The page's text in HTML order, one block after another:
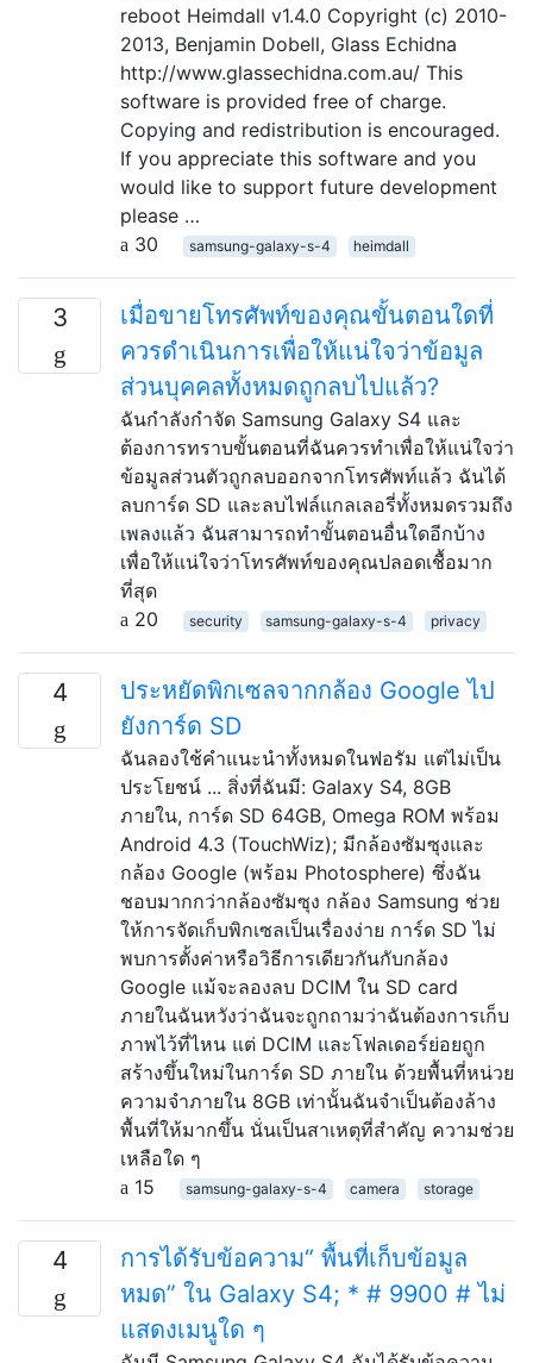
reboot Heimdall v1.4.0 Copyright (c) 2010-
2013, Benjamin Dobell, Glass Echidna
http://www.glassechidna.com.au/ This
software is provided free of charge.
Copying and redistribution is encouraged.
If you appreciate this software and you
would like to support future development
please …
30
samsung-galaxy-s-4 heimdall
3
เมื่อขายโทรศัพท์ของคุณขั้นตอนใดที่
ควรดำเนินการเพื่อให้แน่ใจว่าข้อมูล
ส่วนบุคคลทั้งหมดถูกลบไปแล้ว?
ฉันกำลังกำจัด Samsung Galaxy S4 และ
ต้องการทราบขั้นตอนที่ฉันควรทำเพื่อให้แน่ใจว่า
ข้อมูลส่วนตัวถูกลบออกจากโทรศัพท์แล้ว ฉันได้
ลบการ์ด SD และลบไฟล์แกลเลอรี่ทั้งหมดรวมถึง
เพลงแล้ว ฉันสามารถทำขั้นตอนอื่นใดอีกบ้าง
เพื่อให้แน่ใจว่าโทรศัพท์ของคุณปลอดเชื้อมาก
ที่สุด
20
security samsung-galaxy-s-4 privacy
4
ประหยัดพิกเซลจากกล้อง Google ไป
ยังการ์ด SD
ฉันลองใช้คำแนะนำทั้งหมดในฟอรัม แต่ไม่เป็น
ประโยชน์ ... สิ่งที่ฉันมี: Galaxy S4, 8GB
ภายใน, การ์ด SD 64GB, Omega ROM พร้อม
Android 4.3 (TouchWiz); มีกล้องซัมซุงและ
กล้อง Google (พร้อม Photosphere) ซึ่งฉัน
ชอบมากกว่ากล้องซัมซุง กล้อง Samsung ช่วย
ให้การจัดเก็บพิกเซลเป็นเรื่องง่าย การ์ด SD ไม่
พบการตั้งค่าหรือวิธีการเดียวกันกับกล้อง
Google แม้จะลองลบ DCIM ใน SD card
ภายในฉันหวังว่าฉันจะถูกถามว่าฉันต้องการเก็บ
ภาพไว้ที่ไหน แต่ DCIM และโฟลเดอร์ย่อยถูก
สร้างขึ้นใหม่ในการ์ด SD ภายใน ด้วยพื้นที่หน่วย
ความจำภายใน 8GB เท่านั้นฉันจำเป็นต้องล้าง
พื้นที่ให้มากขึ้น นั่นเป็นสาเหตุที่สำคัญ ความช่วย
เหลือใด ๆ
15
samsung-galaxy-s-4 camera storage
4
การได้รับข้อความ“ พื้นที่เก็บข้อมูล
หมด” ใน Galaxy S4; * # 9900 # ไม่
แสดงเมนูใด ๆ